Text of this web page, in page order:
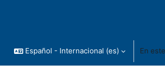
Español - Internacional ‎(es)‎ En